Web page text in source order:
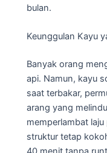
bulan.
Keunggulan Kayu
Banyak orang
api. Namun, kayu
saat terbakar,
arang yang
memperlambat
struktur tetap